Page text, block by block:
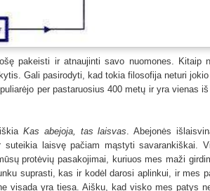
pakeisti ir atnaujinti savo nuomones. Kitaip
Gali pasirodyti, kad tokia filosofija neturi
per pastaruosius 400 metų ir yra vienas
Kas abejoja, tas laisvas. Abejonės
suteikia laisvę pačiam mąstyti savarankiškai.
protėvių pasakojimai, kuriuos mes maži
suprasti, kas ir kodėl darosi aplinkui, ir mes
visada yra tiesa. Aišku, kad visko mes patys